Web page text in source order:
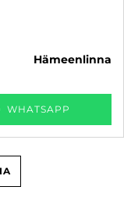
hämeenlinna
WHATSAPP